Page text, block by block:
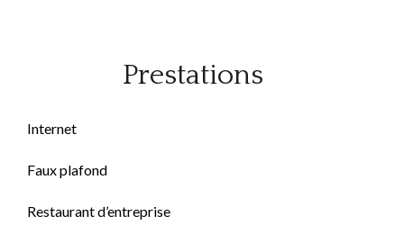
Prestations
Internet
Faux plafond
Restaurant d’entreprise